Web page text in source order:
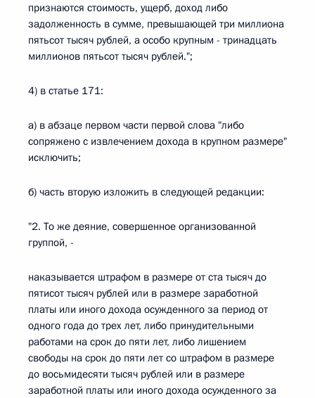
признаются стоимость, ущерб, доход либо
задолженность в сумме, превышающей три миллиона
пятьсот тысяч рублей, а особо крупным - тринадцать
миллионов пятьсот тысяч рублей.";
4) в статье 171:
а) в абзаце первом части первой слова "либо
сопряжено с извлечением дохода в крупном размере"
исключить;
б) часть вторую изложить в следующей редакции:
"2. То же деяние, совершенное организованной
группой, -
наказывается штрафом в размере от ста тысяч до
пятисот тысяч рублей или в размере заработной
платы или иного дохода осужденного за период от
одного года до трех лет, либо принудительными
работами на срок до пяти лет, либо лишением
свободы на срок до пяти лет со штрафом в размере
до восьмидесяти тысяч рублей или в размере
заработной платы или иного дохода осужденного за